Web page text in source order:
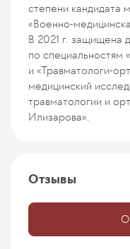
степени кандидата
«Военно-
В 2021 г. защищена
по специальностям
и «Травматологи-
медицинский
травматологии и
Илизарова».
Отзывы